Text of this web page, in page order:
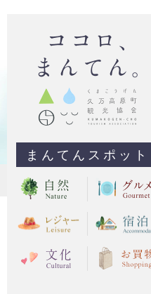
まんてんスポット